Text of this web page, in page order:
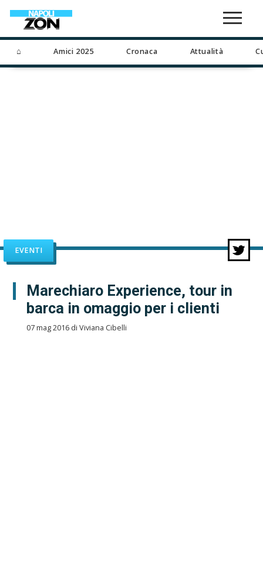
⌂ Amici 2025 Cronaca Attualità
EVENTI
Marechiaro Experience, tour in
barca in omaggio per i clienti
07 mag 2016 di Viviana Cibelli